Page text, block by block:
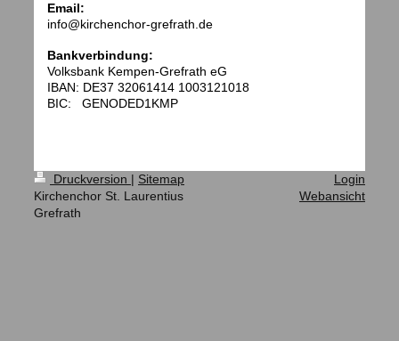
Email:
info@kirchenchor-grefrath.de
Bankverbindung:
Volksbank Kempen-Grefrath eG
IBAN: DE37 32061414 1003121018
BIC: GENODED1KMP
Druckversion | Sitemap
Kirchenchor St. Laurentius
Grefrath
Login
Webansicht